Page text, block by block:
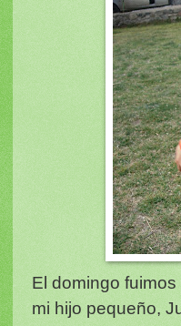
El domingo
mi hijo pequeño,